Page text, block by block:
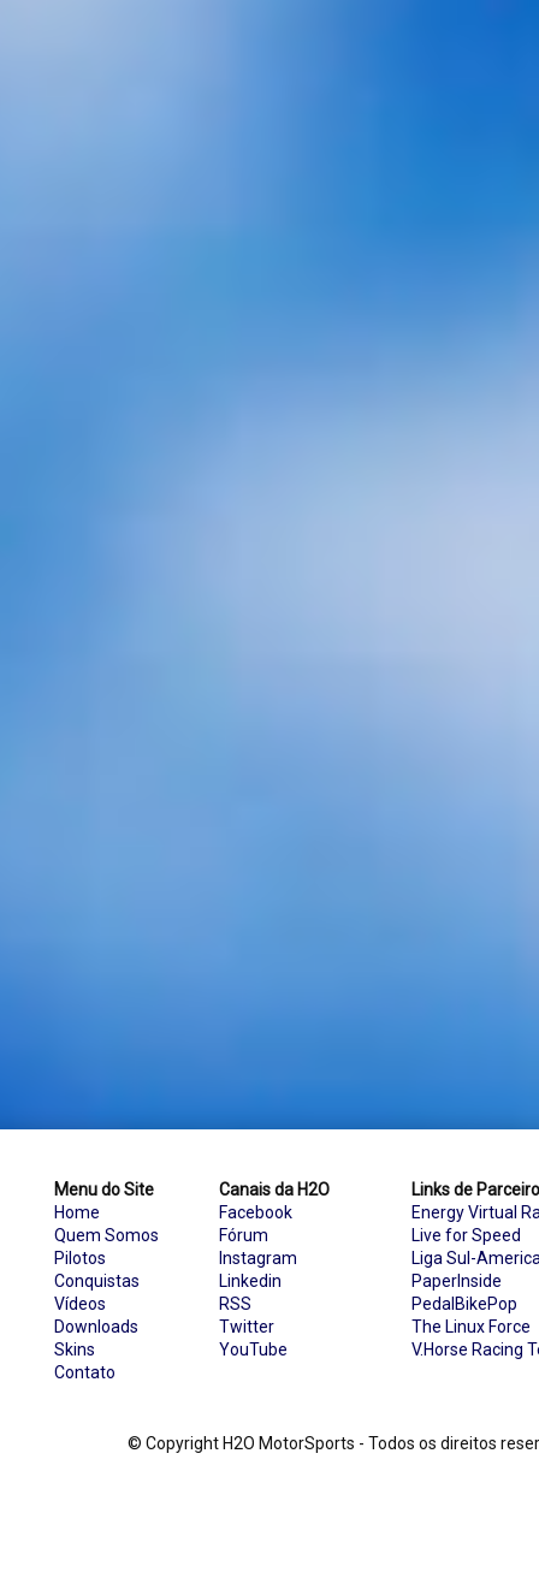
Menu do Site
Home
Quem Somos
Pilotos
Conquistas
Vídeos
Downloads
Skins
Contato
Canais da H2O
Facebook
Fórum
Instagram
Linkedin
RSS
Twitter
YouTube
Links de
Energy Virtual
Live for Speed
Liga Sul-
PaperInside
PedalBikePop
The Linux Force
V.Horse Racing
© Copyright H2O MotorSports - Todos os direitos